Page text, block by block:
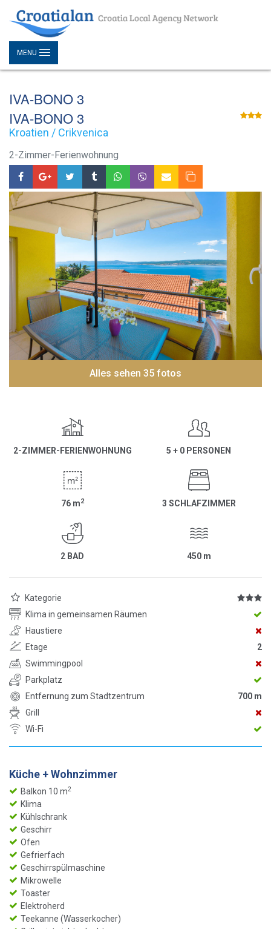
MENU
IVA-BONO 3
IVA-BONO 3
Kroatien / Crikvenica
2-Zimmer-Ferienwohnung
Alles sehen 35 fotos
2-ZIMMER-FERIENWOHNUNG 5 + 0 PERSONEN
76 m2 3 SCHLAFZIMMER
2 BAD 450 m
Kategorie
Klima in gemeinsamen Räumen
Haustiere
Etage
2
Swimmingpool
Parkplatz
Entfernung zum Stadtzentrum
700 m
Grill
Wi-Fi
Küche + Wohnzimmer
Balkon 10 m2
Klima
Kühlschrank
Geschirr
Ofen
Gefrierfach
Geschirrspülmaschine
Mikrowelle
Toaster
Elektroherd
Teekanne (Wasserkocher)